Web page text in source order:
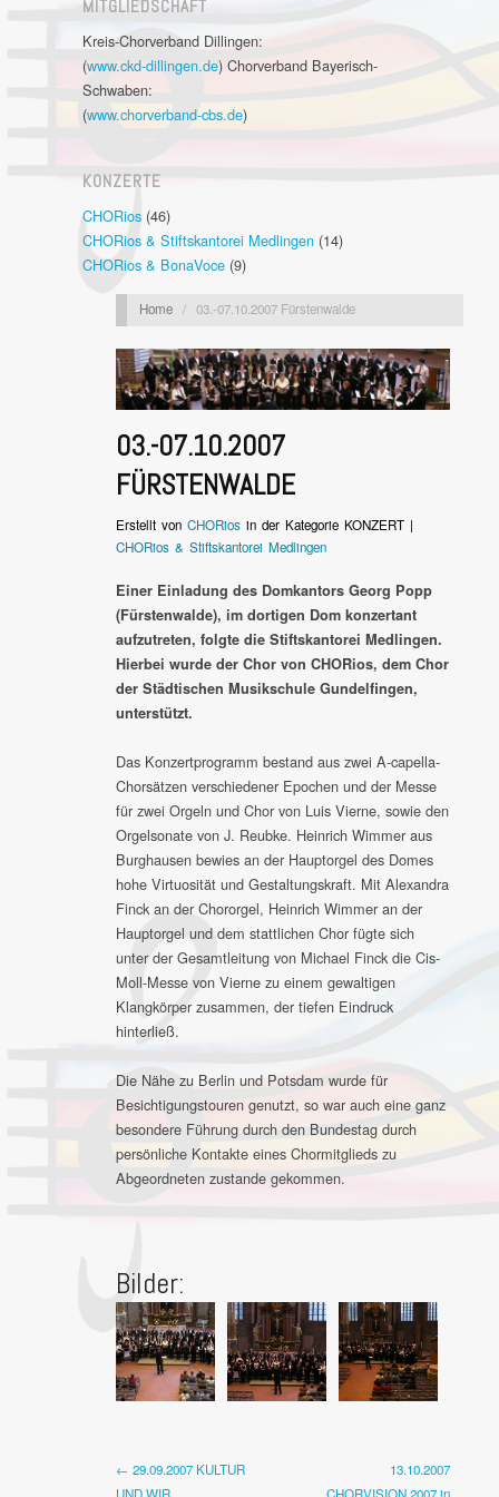
MITGLIEDSCHAFT
Kreis-Chorverband Dillingen:
(www.ckd-dillingen.de) Chorverband Bayerisch-
Schwaben:
(www.chorverband-cbs.de)
KONZERTE
CHORios (46)
CHORios & Stiftskantorei Medlingen (14)
CHORios & BonaVoce (9)
Home / 03.-07.10.2007 Fürstenwalde
03.-07.10.2007
FÜRSTENWALDE
Erstellt von CHORios in der Kategorie KONZERT |
CHORios & Stiftskantorei Medlingen
Einer Einladung des Domkantors Georg Popp
(Fürstenwalde), im dortigen Dom konzertant
aufzutreten, folgte die Stiftskantorei Medlingen.
Hierbei wurde der Chor von CHORios, dem Chor
der Städtischen Musikschule Gundelfingen,
unterstützt.
Das Konzertprogramm bestand aus zwei A-capella-
Chorsätzen verschiedener Epochen und der Messe
für zwei Orgeln und Chor von Luis Vierne, sowie den
Orgelsonate von J. Reubke. Heinrich Wimmer aus
Burghausen bewies an der Hauptorgel des Domes
hohe Virtuosität und Gestaltungskraft. Mit Alexandra
Finck an der Chororgel, Heinrich Wimmer an der
Hauptorgel und dem stattlichen Chor fügte sich
unter der Gesamtleitung von Michael Finck die Cis-
Moll-Messe von Vierne zu einem gewaltigen
Klangkörper zusammen, der tiefen Eindruck
hinterließ.
Die Nähe zu Berlin und Potsdam wurde für
Besichtigungstouren genutzt, so war auch eine ganz
besondere Führung durch den Bundestag durch
persönliche Kontakte eines Chormitglieds zu
Abgeordneten zustande gekommen.
Bilder:
← 29.09.2007 KULTUR
UND WIR
13.10.2007
CHORVISION 2007 in